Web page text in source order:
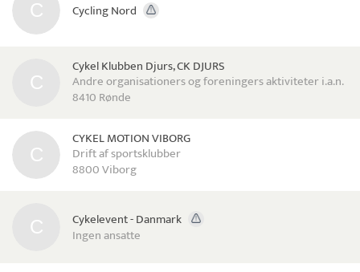
Cycling Nord
Cykel Klubben Djurs, CK DJURS
Andre organisationers og foreningers aktiviteter i.a.n.
8410 Rønde
CYKEL MOTION VIBORG
Drift af sportsklubber
8800 Viborg
Cykelevent - Danmark
Ingen ansatte